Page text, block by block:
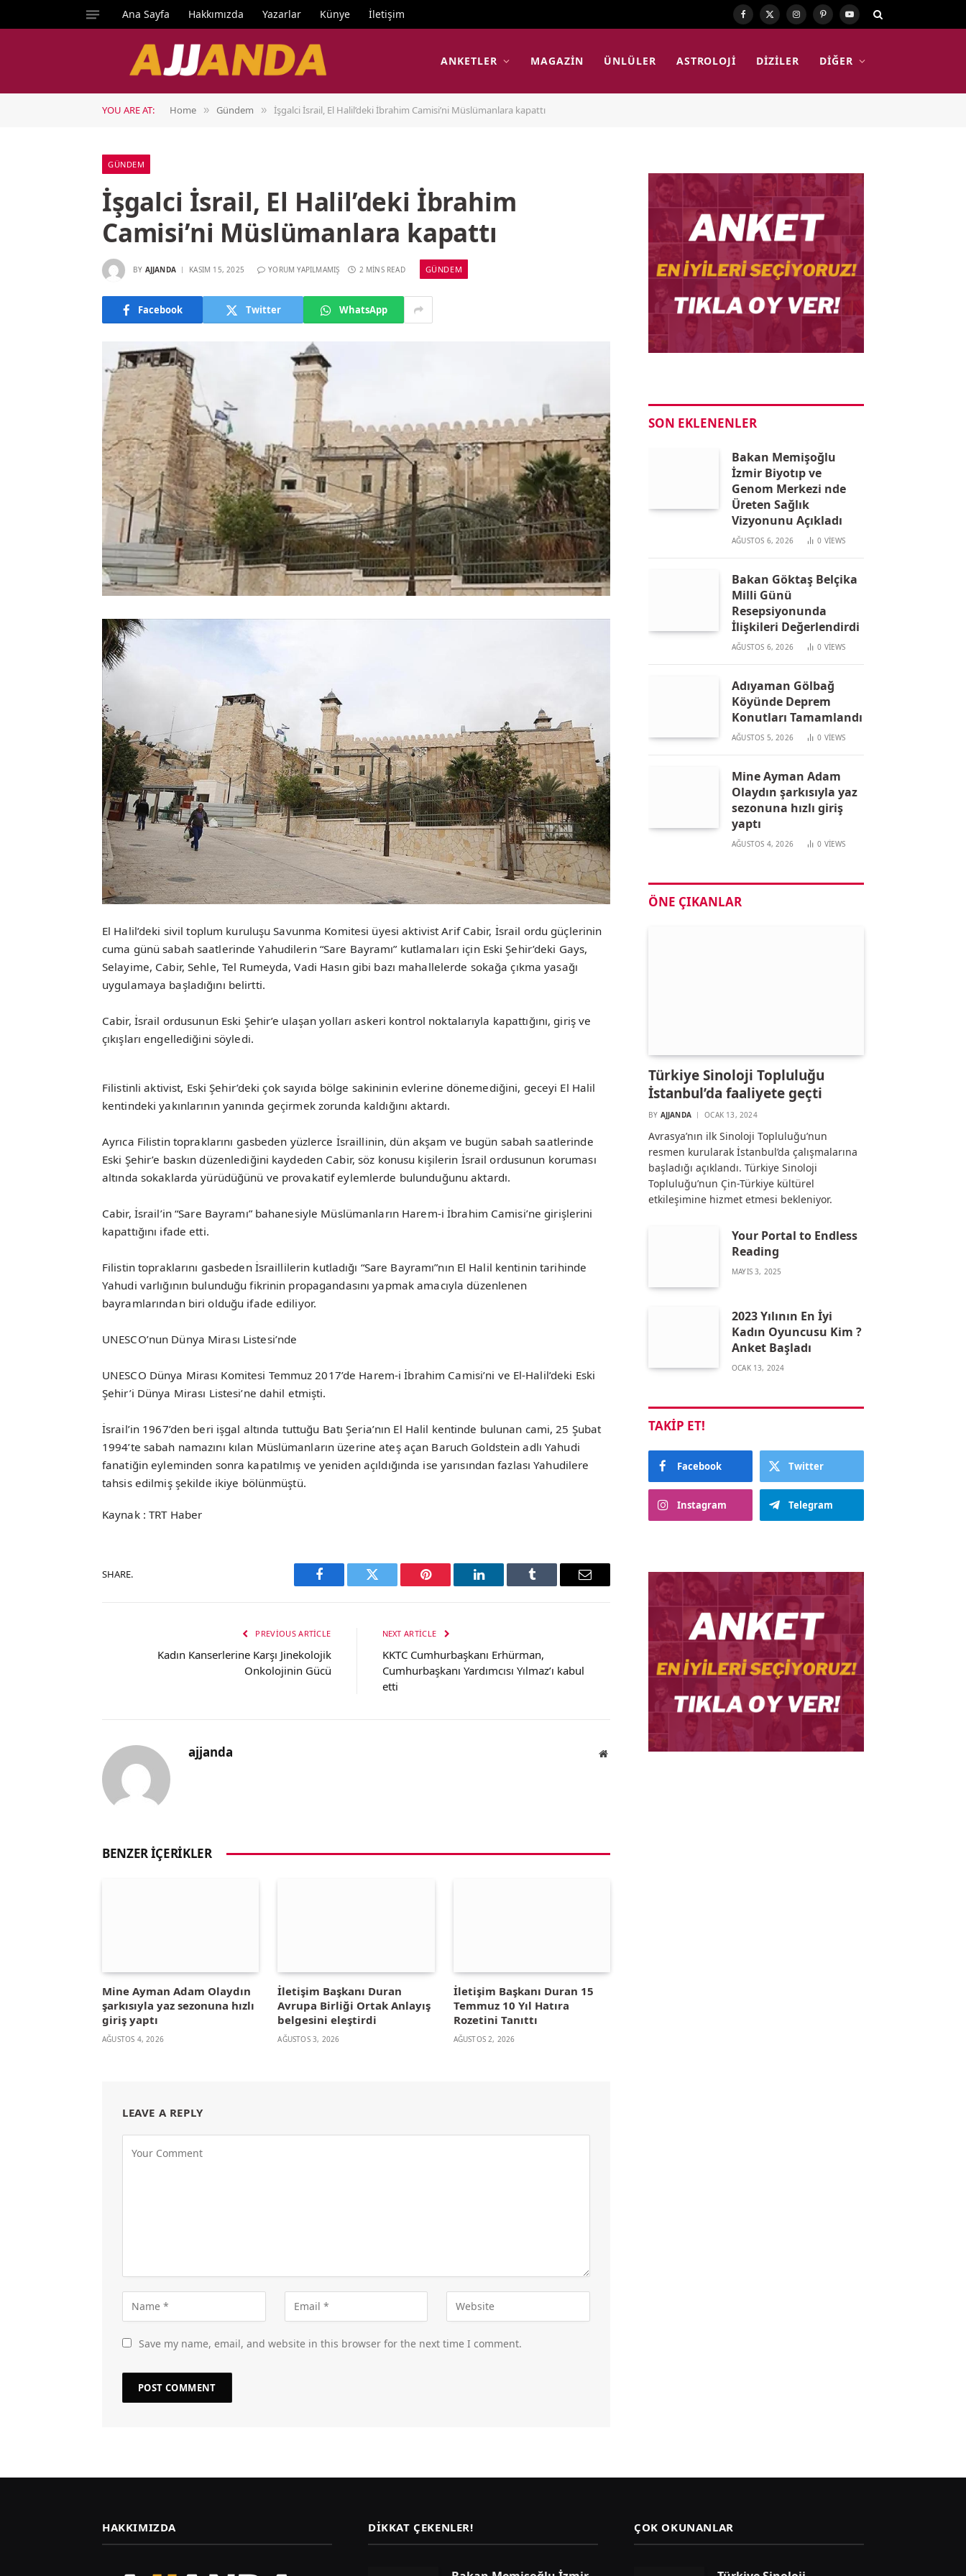
Ana Sayfa Hakkımızda Yazarlar Künye İletişim Facebook
X
Instagram
PinterestYouTube
ANKETLER MAGAZIN ÜNLÜLER ASTROLOJI DIZILER DIĞER
YOU ARE AT: Home » Gündem » İşgalci İsrail, El Halil’deki İbrahim Camisi’ni Müslümanlara kapattı
GÜNDEM
İşgalci İsrail, El Halil’deki İbrahim
Camisi’ni Müslümanlara kapattı
BY AJJANDA KASIM 15, 2025 YORUM YAPILMAMIŞ 2 MINS READ GÜNDEM
Facebook Twitter WhatsApp
El Halil’deki sivil toplum kuruluşu Savunma Komitesi üyesi aktivist Arif Cabir, İsrail ordu güçlerinin
cuma günü sabah saatlerinde Yahudilerin “Sare Bayramı” kutlamaları için Eski Şehir’deki Gays,
Selayime, Cabir, Sehle, Tel Rumeyda, Vadi Hasın gibi bazı mahallelerde sokağa çıkma yasağı
uygulamaya başladığını belirtti.
Cabir, İsrail ordusunun Eski Şehir’e ulaşan yolları askeri kontrol noktalarıyla kapattığını, giriş ve
çıkışları engellediğini söyledi.
Filistinli aktivist, Eski Şehir’deki çok sayıda bölge sakininin evlerine dönemediğini, geceyi El Halil
kentindeki yakınlarının yanında geçirmek zorunda kaldığını aktardı.
Ayrıca Filistin topraklarını gasbeden yüzlerce İsraillinin, dün akşam ve bugün sabah saatlerinde
Eski Şehir’e baskın düzenlediğini kaydeden Cabir, söz konusu kişilerin İsrail ordusunun koruması
altında sokaklarda yürüdüğünü ve provakatif eylemlerde bulunduğunu aktardı.
Cabir, İsrail’in “Sare Bayramı” bahanesiyle Müslümanların Harem-i İbrahim Camisi’ne girişlerini
kapattığını ifade etti.
Filistin topraklarını gasbeden İsraillilerin kutladığı “Sare Bayramı”nın El Halil kentinin tarihinde
Yahudi varlığının bulunduğu fikrinin propagandasını yapmak amacıyla düzenlenen
bayramlarından biri olduğu ifade ediliyor.
UNESCO’nun Dünya Mirası Listesi’nde
UNESCO Dünya Mirası Komitesi Temmuz 2017’de Harem-i İbrahim Camisi’ni ve El-Halil’deki Eski
Şehir’i Dünya Mirası Listesi’ne dahil etmişti.
İsrail’in 1967’den beri işgal altında tuttuğu Batı Şeria’nın El Halil kentinde bulunan cami, 25 Şubat
1994’te sabah namazını kılan Müslümanların üzerine ateş açan Baruch Goldstein adlı Yahudi
fanatiğin eyleminden sonra kapatılmış ve yeniden açıldığında ise yarısından fazlası Yahudilere
tahsis edilmiş şekilde ikiye bölünmüştü.
Kaynak : TRT Haber
SHARE.
Facebook Twitter Pinterest LinkedIn Tumblr Email
PREVIOUS ARTICLE
Kadın Kanserlerine Karşı Jinekolojik
Onkolojinin Gücü
NEXT ARTICLE
KKTC Cumhurbaşkanı Erhürman,
Cumhurbaşkanı Yardımcısı Yılmaz’ı kabul
etti
ajjanda Website
BENZER İÇERIKLER
Mine Ayman Adam Olaydın
şarkısıyla yaz sezonuna hızlı
giriş yaptı
AĞUSTOS 4, 2026
İletişim Başkanı Duran
Avrupa Birliği Ortak Anlayış
belgesini eleştirdi
AĞUSTOS 3, 2026
İletişim Başkanı Duran 15
Temmuz 10 Yıl Hatıra
Rozetini Tanıttı
AĞUSTOS 2, 2026
LEAVE A REPLY
Save my name, email, and website in this browser for the next time I comment.
SON EKLENENLER
Bakan Memişoğlu
İzmir Biyotıp ve
Genom Merkezi nde
Üreten Sağlık
Vizyonunu Açıkladı
AĞUSTOS 6, 2026 0 VIEWS
Bakan Göktaş Belçika
Milli Günü
Resepsiyonunda
İlişkileri Değerlendirdi
AĞUSTOS 6, 2026 0 VIEWS
Adıyaman Gölbağ
Köyünde Deprem
Konutları Tamamlandı
AĞUSTOS 5, 2026 0 VIEWS
Mine Ayman Adam
Olaydın şarkısıyla yaz
sezonuna hızlı giriş
yaptı
AĞUSTOS 4, 2026 0 VIEWS
ÖNE ÇIKANLAR
Türkiye Sinoloji Topluluğu
İstanbul’da faaliyete geçti
BY AJJANDA OCAK 13, 2024
Avrasya’nın ilk Sinoloji Topluluğu’nun
resmen kurularak İstanbul’da çalışmalarına
başladığı açıklandı. Türkiye Sinoloji
Topluluğu’nun Çin-Türkiye kültürel
etkileşimine hizmet etmesi bekleniyor.
Your Portal to Endless
Reading
MAYIS 3, 2025
2023 Yılının En İyi
Kadın Oyuncusu Kim ?
Anket Başladı
OCAK 13, 2024
TAKIP ET!
Facebook Twitter
Instagram Telegram
HAKKIMIZDA DIKKAT ÇEKENLER! ÇOK OKUNANLAR